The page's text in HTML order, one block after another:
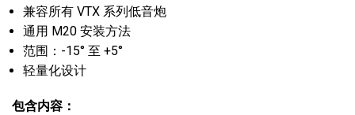
兼容所有 VTX 系列低音炮
通用 M20 安装方法
范围：-15° 至 +5°
轻量化设计
包含内容：